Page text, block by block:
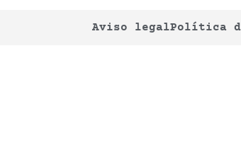
Aviso legalPolítica